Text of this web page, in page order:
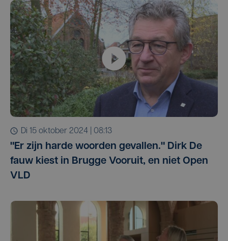
di 15 oktober 2024 | 08:13
"Er zijn harde woorden gevallen." Dirk De
fauw kiest in Brugge Vooruit, en niet Open
VLD